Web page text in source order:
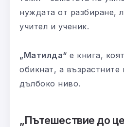
нуждата от разбиране,
учител и ученик.
„Матилда“ е книга,
обикнат, а
дълбоко ниво.
„Пътешествие до